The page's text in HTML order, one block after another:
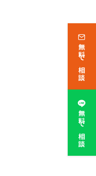
無料で相談
無料で相談